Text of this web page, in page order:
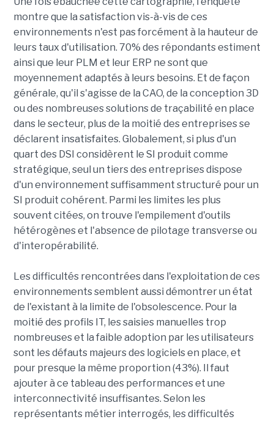
montre que la satisfaction vis-à-vis de ces
environnements n'est pas forcément à la hauteur de
leurs taux d'utilisation. 70% des répondants estiment
ainsi que leur PLM et leur ERP ne sont que
moyennement adaptés à leurs besoins. Et de façon
générale, qu'il s'agisse de la CAO, de la conception 3D
ou des nombreuses solutions de traçabilité en place
dans le secteur, plus de la moitié des entreprises se
déclarent insatisfaites. Globalement, si plus d'un
quart des DSI considèrent le SI produit comme
stratégique, seul un tiers des entreprises dispose
d'un environnement suffisamment structuré pour un
SI produit cohérent. Parmi les limites les plus
souvent citées, on trouve l'empilement d'outils
hétérogènes et l'absence de pilotage transverse ou
d'interopérabilité.
Les difficultés rencontrées dans l'exploitation de ces
environnements semblent aussi démontrer un état
de l'existant à la limite de l'obsolescence. Pour la
moitié des profils IT, les saisies manuelles trop
nombreuses et la faible adoption par les utilisateurs
sont les défauts majeurs des logiciels en place, et
pour presque la même proportion (43%). Il faut
ajouter à ce tableau des performances et une
interconnectivité insuffisantes. Selon les
représentants métier interrogés, les difficultés